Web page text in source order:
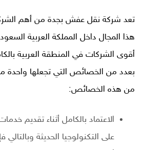
تعد شركة نقل عفش بجدة من أهم
هذا المجال داخل المملكة العربية
أقوى الشركات في المنطقة العربية
بعدد من الخصائص التي تجعلها واحدة
من هذه الخصائص:
الاعتماد بالكامل أثناء تقديم
على التكنولوجيا الحديثة وبالتالي